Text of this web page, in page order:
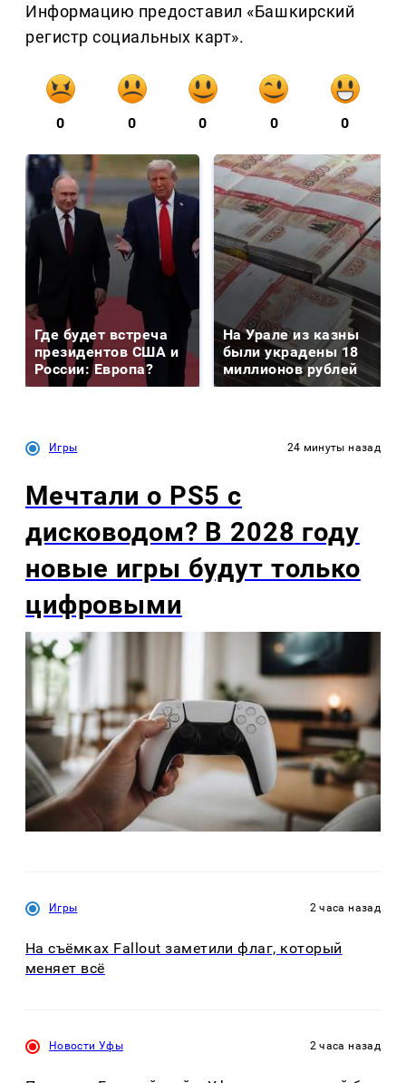
Информацию предоставил «Башкирский
регистр социальных карт».
0 0 0 0 0
Где будет встреча
президентов США и
России: Европа?
На Урале из казны
были украдены 18
миллионов рублей
Игры 24 минуты назад
Мечтали о PS5 с
дисководом? В 2028 году
новые игры будут только
цифровыми
Игры 2 часа назад
На съёмках Fallout заметили флаг, который
меняет всё
Новости Уфы 2 часа назад